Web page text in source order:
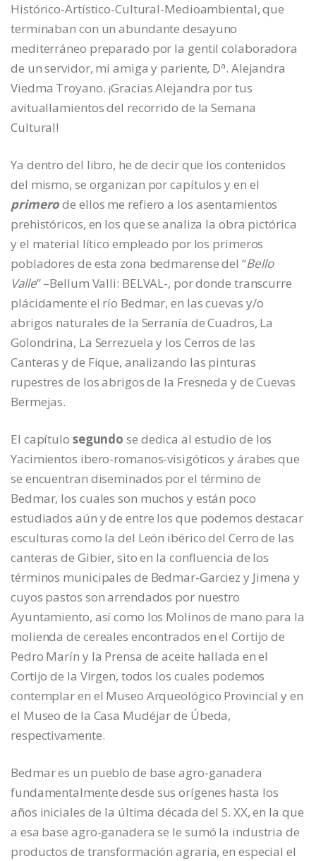
Histórico-Artístico-Cultural-Medioambiental, que
terminaban con un abundante desayuno
mediterráneo preparado por la gentil colaboradora
de un servidor, mi amiga y pariente, Dª. Alejandra
Viedma Troyano. ¡Gracias Alejandra por tus
avituallamientos del recorrido de la Semana
Cultural!
Ya dentro del libro, he de decir que los contenidos
del mismo, se organizan por capítulos y en el
primerode ellos me refiero a los asentamientos
prehistóricos, en los que se analiza la obra pictórica
y el material lítico empleado por los primeros
pobladores de esta zona bedmarense del “Bello
Valle” –Bellum Valli: BELVAL-, por donde transcurre
plácidamente el río Bedmar, en las cuevas y/o
abrigos naturales de la Serranía de Cuadros, La
Golondrina, La Serrezuela y los Cerros de las
Canteras y de Fique, analizando las pinturas
rupestres de los abrigos de la Fresneda y de Cuevas
Bermejas.
El capítulo segundo se dedica al estudio de los
Yacimientos ibero-romanos-visigóticos y árabes que
se encuentran diseminados por el término de
Bedmar, los cuales son muchos y están poco
estudiados aún y de entre los que podemos destacar
esculturas como la del León ibérico del Cerro de las
canteras de Gibier, sito en la confluencia de los
términos municipales de Bedmar-Garciez y Jimena y
cuyos pastos son arrendados por nuestro
Ayuntamiento, así como los Molinos de mano para la
molienda de cereales encontrados en el Cortijo de
Pedro Marín y la Prensa de aceite hallada en el
Cortijo de la Virgen, todos los cuales podemos
contemplar en el Museo Arqueológico Provincial y en
el Museo de la Casa Mudéjar de Úbeda,
respectivamente.
Bedmar es un pueblo de base agro-ganadera
fundamentalmente desde sus orígenes hasta los
años iniciales de la última década del S. XX, en la que
a esa base agro-ganadera se le sumó la industria de
productos de transformación agraria, en especial el